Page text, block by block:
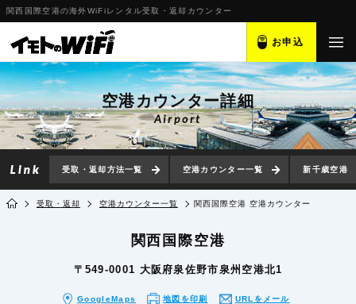
関西国際空港の海外WiFiレンタル受取・返却カウンター
お申込
空港カウンター詳細
Airport
受取・返却方法一覧 空港カウンター一覧 新千歳空港
受取・返却 空港カウンター一覧 関西国際空港 空港カウンター
関西国際空港
〒549-0001 大阪府泉佐野市泉州空港北1
GoogleMaps 地図を印刷 URLをメール